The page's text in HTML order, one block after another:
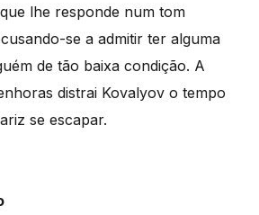
lhe responde num tom
se a admitir ter alguma
de tão baixa condição. A
distrai Kovalyov o tempo
se escapar.